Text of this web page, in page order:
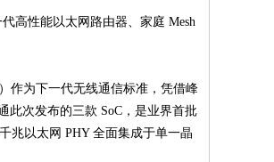
高性能以太网路由器、家庭 Mesh
作为下一代无线通信标准，凭借峰
此次发布的三款 SoC，是业界首批
兆以太网 PHY 全面集成于单一晶